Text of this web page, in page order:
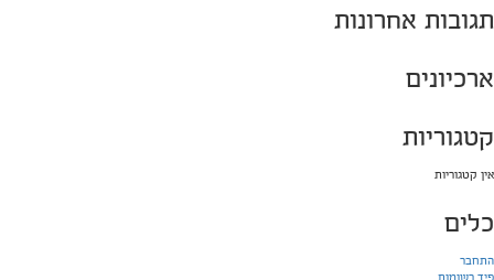
תגובות אחרונות
ארכיונים
קטגוריות
אין קטגוריות
כלים
התחבר